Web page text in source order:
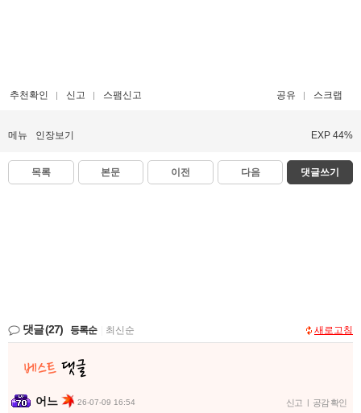
추천확인 신고 스팸신고 공유 스크랩
메뉴 인장보기 EXP 44%
목록 본문 이전 다음 댓글쓰기
댓글(27) 등록순 최신순 새로고침
어느 26-07-09 16:54 신고 | 공감 확인